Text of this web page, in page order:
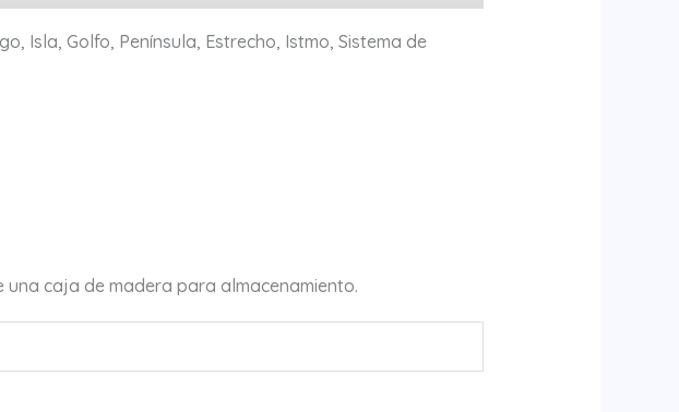
Isla, Golfo, Península, Estrecho, Istmo, Sistema de
caja de madera para almacenamiento.